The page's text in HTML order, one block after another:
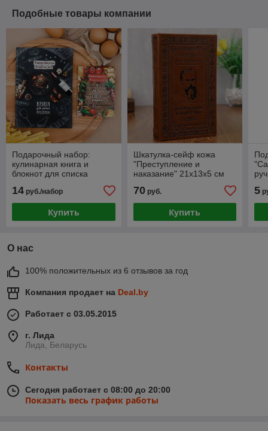
Подобные товары компании
Подарочный набор:
кулинарная книга и
блокнот для списка
сердца!"
14 руб./набор
Купить
Шкатулка-сейф кожа
"Преступление и
наказание" 21х13х5 см
70руб.
Купить
5
О нас
100% положительных из 6 отзывов за год
Компания продает на Deal.by
Работает с 03.05.2015
г. Лида
Лида, Беларусь
Контакты
Сегодня работает с 08:00 до 20:00
Показать весь график работы